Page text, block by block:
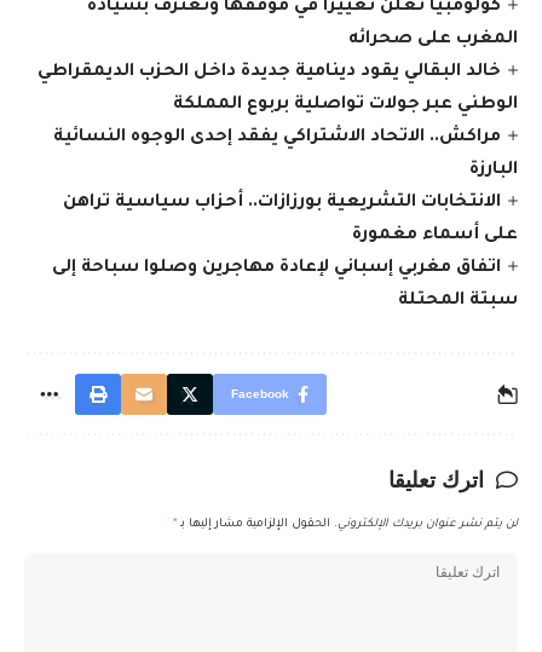
كولومبيا تعلن تغييرا في موقفها وتعترف بسيادة
المغرب على صحرائه
خالد البقالي يقود دينامية جديدة داخل الحزب الديمقراطي
الوطني عبر جولات تواصلية بربوع المملكة
مراكش.. الاتحاد الاشتراكي يفقد إحدى الوجوه النسائية
البارزة
الانتخابات التشريعية بورزازات.. أحزاب سياسية تراهن
على أسماء مغمورة
اتفاق مغربي إسباني لإعادة مهاجرين وصلوا سباحة إلى
سبتة المحتلة
Facebook
اترك تعليقا
لن يتم نشر عنوان بريدك الإلكتروني. الحقول الإلزامية مشار إليها بـ *